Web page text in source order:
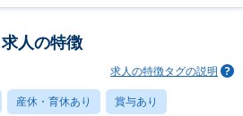
求人の特徴
求人の特徴タグの説明
産休・育休あり 賞与あり